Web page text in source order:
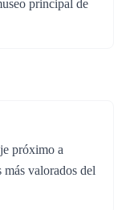
principal de
próximo a
valorados del